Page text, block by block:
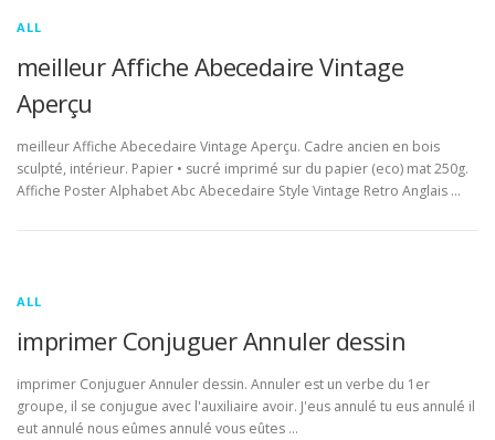
ALL
meilleur Affiche Abecedaire Vintage
Aperçu
meilleur Affiche Abecedaire Vintage Aperçu. Cadre ancien en bois
sculpté, intérieur. Papier • sucré imprimé sur du papier (eco) mat 250g.
Affiche Poster Alphabet Abc Abecedaire Style Vintage Retro Anglais …
ALL
imprimer Conjuguer Annuler dessin
imprimer Conjuguer Annuler dessin. Annuler est un verbe du 1er
groupe, il se conjugue avec l'auxiliaire avoir. J'eus annulé tu eus annulé il
eut annulé nous eûmes annulé vous eûtes …